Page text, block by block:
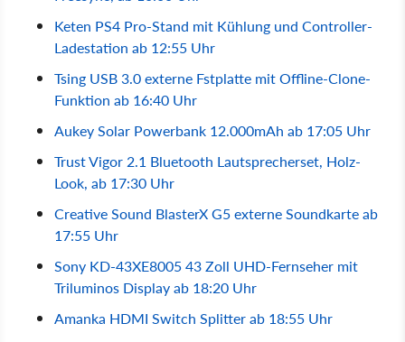
Keten PS4 Pro-Stand mit Kühlung und Controller-
Ladestation ab 12:55 Uhr
Tsing USB 3.0 externe Fstplatte mit Offline-Clone-
Funktion ab 16:40 Uhr
Aukey Solar Powerbank 12.000mAh ab 17:05 Uhr
Trust Vigor 2.1 Bluetooth Lautsprecherset, Holz-
Look, ab 17:30 Uhr
Creative Sound BlasterX G5 externe Soundkarte ab
17:55 Uhr
Sony KD-43XE8005 43 Zoll UHD-Fernseher mit
Triluminos Display ab 18:20 Uhr
Amanka HDMI Switch Splitter ab 18:55 Uhr